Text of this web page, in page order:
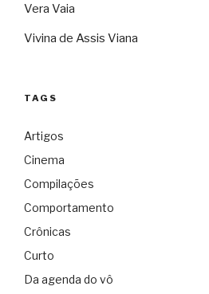
Vera Vaia
Vivina de Assis Viana
TAGS
Artigos
Cinema
Compilações
Comportamento
Crônicas
Curto
Da agenda do vô